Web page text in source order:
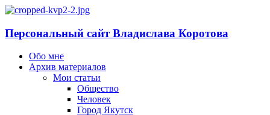
Персональный сайт Владислава Коротова
Обо мне
Архив материалов
Мои статьи
Общество
Человек
Город Якутск